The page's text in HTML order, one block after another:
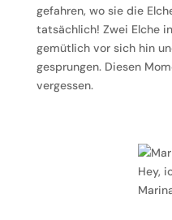
gefahren, wo sie die
tatsächlich! Zwei Elche
gemütlich vor sich hin
gesprungen. Diesen
vergessen.
Hey,